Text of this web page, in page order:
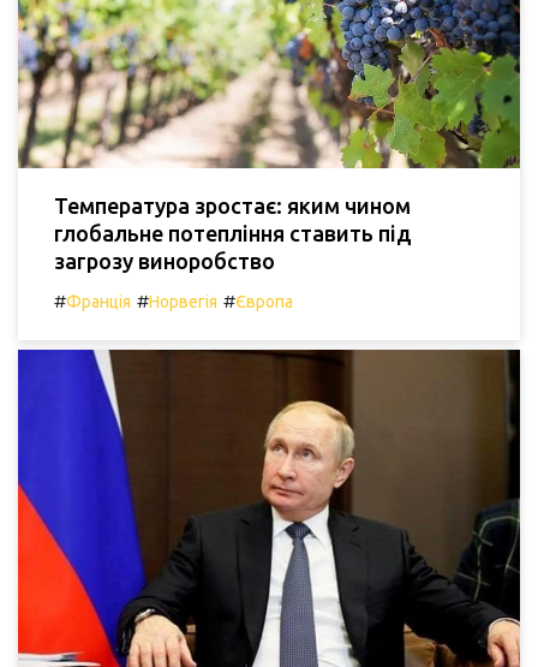
Температура зростає: яким чином
глобальне потепління ставить під
загрозу виноробство
#Франція #Норвегія #Європа